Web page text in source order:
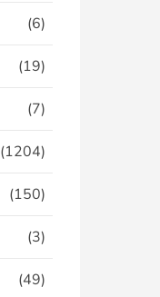
(6)
(19)
(7)
(1204)
(150)
(3)
(49)